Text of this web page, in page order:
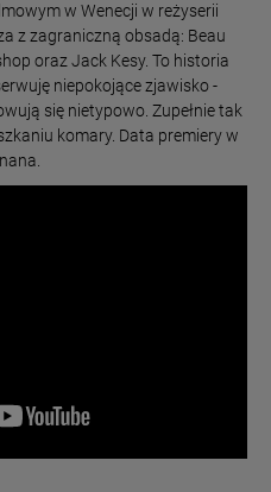
w Wenecji w reżyserii
z zagraniczną obsadą: Beau
oraz Jack Kesy. To historia
niepokojące zjawisko -
się nietypowo. Zupełnie tak
komary. Data premiery w